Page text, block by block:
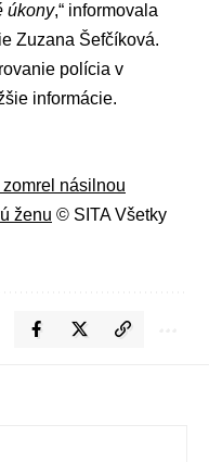
úkony,“ informovala
Zuzana Šefčíková.
polícia v
informácie.
zomrel násilnou
ženu © SITA Všetky